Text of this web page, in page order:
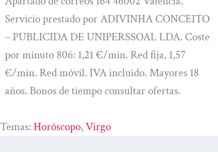
Servicio prestado por ADIVINHA CONCEITO
– PUBLICIDA DE UNIPERSSOAL LDA. Coste
por minuto 806: 1,21 €/min. Red fija, 1,57
€/min. Red móvil. IVA incluido. Mayores 18
años. Bonos de tiempo consultar ofertas.
Temas: Horóscopo, Virgo